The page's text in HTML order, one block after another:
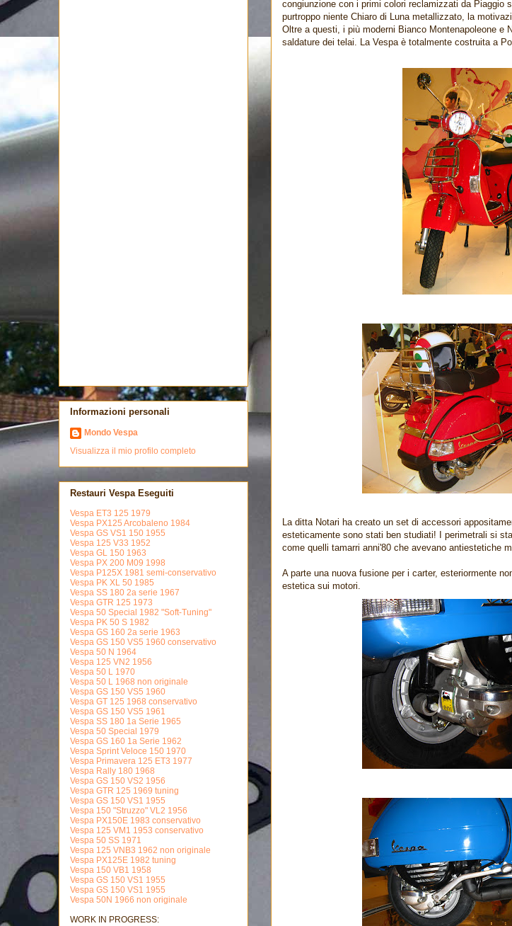
congiunzione con i primi colori reclamizzati da Piaggio
purtroppo niente Chiaro di Luna metallizzato, la
Oltre a questi, i più moderni Bianco Montenapoleone e
saldature dei telai. La Vespa è totalmente costruita a
La ditta Notari ha creato un set di accessori
esteticamente sono stati ben studiati! I perimetrali si
come quelli tamarri anni'80 che avevano antiestetiche
A parte una nuova fusione per i carter, esteriormente
estetica sui motori.
Informazioni personali
Mondo Vespa
Visualizza il mio profilo completo
Restauri Vespa Eseguiti
Vespa ET3 125 1979
Vespa PX125 Arcobaleno 1984
Vespa GS VS1 150 1955
Vespa 125 V33 1952
Vespa GL 150 1963
Vespa PX 200 M09 1998
Vespa P125X 1981 semi-conservativo
Vespa PK XL 50 1985
Vespa SS 180 2a serie 1967
Vespa GTR 125 1973
Vespa 50 Special 1982 "Soft-Tuning"
Vespa PK 50 S 1982
Vespa GS 160 2a serie 1963
Vespa GS 150 VS5 1960 conservativo
Vespa 50 N 1964
Vespa 125 VN2 1956
Vespa 50 L 1970
Vespa 50 L 1968 non originale
Vespa GS 150 VS5 1960
Vespa GT 125 1968 conservativo
Vespa GS 150 VS5 1961
Vespa SS 180 1a Serie 1965
Vespa 50 Special 1979
Vespa GS 160 1a Serie 1962
Vespa Sprint Veloce 150 1970
Vespa Primavera 125 ET3 1977
Vespa Rally 180 1968
Vespa GS 150 VS2 1956
Vespa GTR 125 1969 tuning
Vespa GS 150 VS1 1955
Vespa 150 "Struzzo" VL2 1956
Vespa PX150E 1983 conservativo
Vespa 125 VM1 1953 conservativo
Vespa 50 SS 1971
Vespa 125 VNB3 1962 non originale
Vespa PX125E 1982 tuning
Vespa 150 VB1 1958
Vespa GS 150 VS1 1955
Vespa GS 150 VS1 1955
Vespa 50N 1966 non originale
WORK IN PROGRESS: